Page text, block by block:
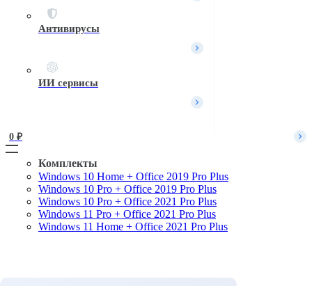
Антивирусы
ИИ сервисы
Комплекты
Windows 10 Home + Office 2019 Pro Plus
Windows 10 Pro + Office 2019 Pro Plus
Windows 10 Pro + Office 2021 Pro Plus
Windows 11 Pro + Office 2021 Pro Plus
Windows 11 Home + Office 2021 Pro Plus
Имя пользователя или Email
Войти
0 ₽
Поиск
Комплекты